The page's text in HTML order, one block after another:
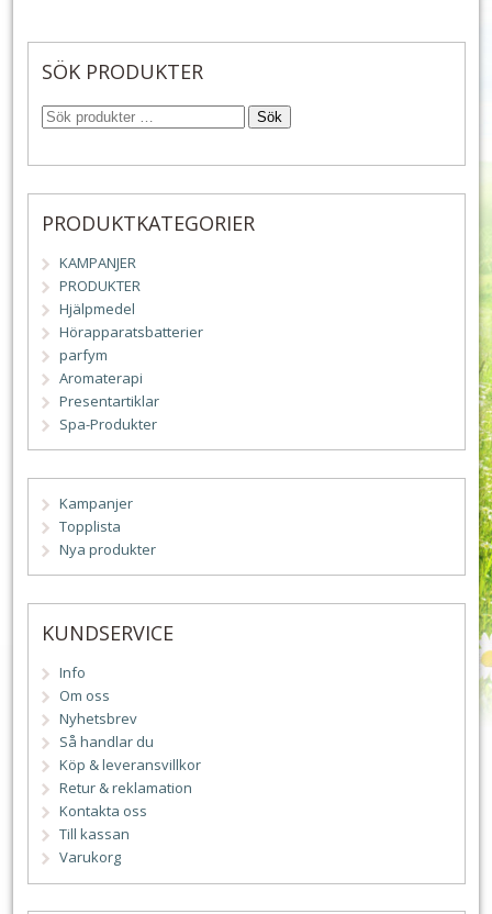
SÖK PRODUKTER
Sök
PRODUKTKATEGORIER
KAMPANJER
PRODUKTER
Hjälpmedel
Hörapparatsbatterier
parfym
Aromaterapi
Presentartiklar
Spa-Produkter
Kampanjer
Topplista
Nya produkter
KUNDSERVICE
Info
Om oss
Nyhetsbrev
Så handlar du
Köp & leveransvillkor
Retur & reklamation
Kontakta oss
Till kassan
Varukorg